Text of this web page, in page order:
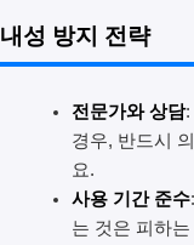
내성 방지 전략
전문가와 상담:
경우, 반드시
요.
사용 기간 준수
는 것은 피하